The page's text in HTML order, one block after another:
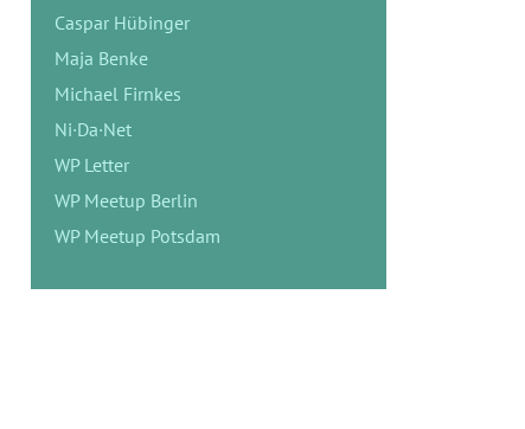
Caspar Hübinger
Maja Benke
Michael Firnkes
Ni·Da·Net
WP Letter
WP Meetup Berlin
WP Meetup Potsdam